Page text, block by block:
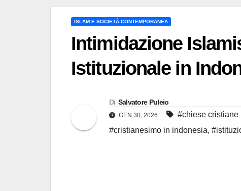
ISLAM E SOCIETÀ CONTEMPORANEA
Intimidazione
Istituzionale in
Di Salvatore Puleio
GEN 30, 2026 #chiese cristiane
#cristianesimo in indonesia,